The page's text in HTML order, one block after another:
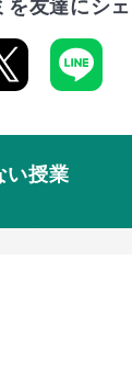
を友達にシ
い授業